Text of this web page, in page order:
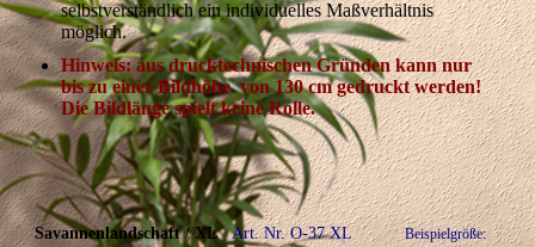
selbstverständlichein individuelles Maßverhältnis
möglich.
Hinweis: aus drucktechnischen Gründen kann nur
bis zu einer Bildhöhe von 130 cm gedruckt werden!
Die Bildlänge spielt keine Rolle.
Savannenlandschaft / XL Art. Nr. O-37 XL
Beispielgröße: